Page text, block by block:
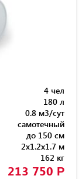
4 чел
180 л
0.8 м3/сут
самотечный
до 150 см
2x1.2x1.7 м
162 кг
213 750 Р